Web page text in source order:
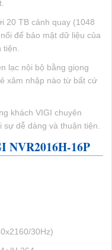
20 TB cảnh quay (1048
để bảo mật dữ liệu của
tiện.
lạc nội bộ bằng giọng
xâm nhập nào từ bất cứ
khách VIGI chuyên
sự dễ dàng và thuận tiện.
NVR2016H-16P
30Hz)